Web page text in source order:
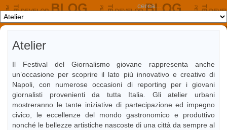
Atelier
Il Festival del Giornalismo giovane rappresenta anche
un’occasione per scoprire il lato più innovativo e creativo di
Napoli, con numerose occasioni di reporting per i giovani
giornalisti provenienti da tutta Italia. Gli atelier urbani
mostreranno le tante iniziative di partecipazione ed impegno
civico, le eccellenze del mondo gastronomico e produttivo
nonché le bellezze artistiche nascoste di una città da sempre al